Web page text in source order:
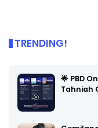
TRENDING!
🌟 PBD
Tahniah